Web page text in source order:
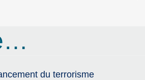
du terrorisme